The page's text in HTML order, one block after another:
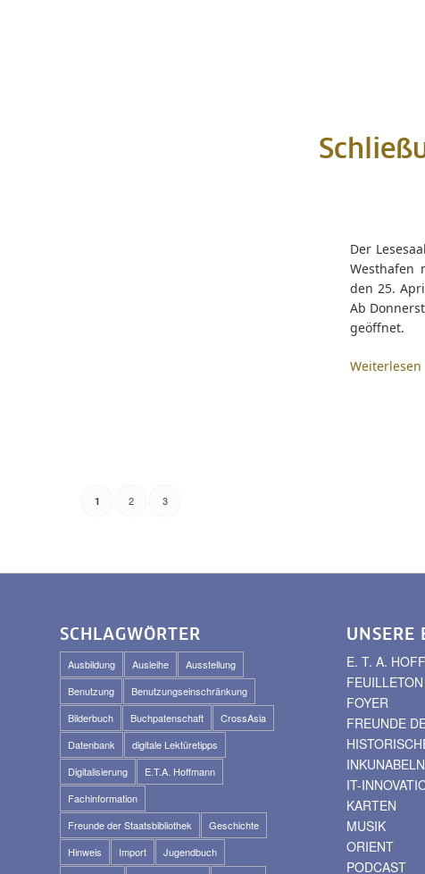
Der
Westhafen
den 25.
Ab
geöffnet.
Weiterlesen
1 2 3
SCHLAGWÖRTER
Ausbildung Ausleihe
Ausstellung
Benutzung
Benutzungseinschränkung
Bilderbuch
Buchpatenschaft
CrossAsia
Datenbank
digitale Lektüretipps
Digitalisierung
E.T.A. Hoffmann
Fachinformation
Freunde der Staatsbibliothek
Geschichte
Hinweis
Import
Jugendbuch
UNSERE
E. T. A.
FEUILLETON
FOYER
FREUNDE
INKUNABELN
IT-
KARTEN
MUSIK
ORIENT
PODCAST